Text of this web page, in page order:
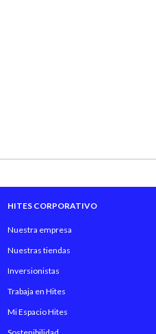
HITES CORPORATIVO
Nuestra empresa
Nuestras tiendas
Inversionistas
Trabaja en Hites
Mi Espacio Hites